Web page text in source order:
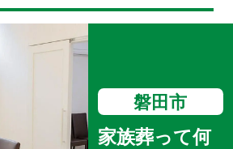
磐田市
家族葬って何